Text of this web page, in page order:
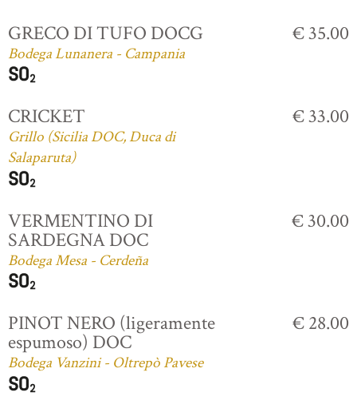
GRECO DI TUFO DOCG
Bodega Lunanera - Campania
€ 35.00
CRICKET
Grillo (Sicilia DOC, Duca di
Salaparuta)
€ 33.00
VERMENTINO DI
SARDEGNA DOC
Bodega Mesa - Cerdeña
€ 30.00
PINOT NERO (ligeramente
espumoso) DOC
Bodega Vanzini - Oltrepò Pavese
€ 28.00